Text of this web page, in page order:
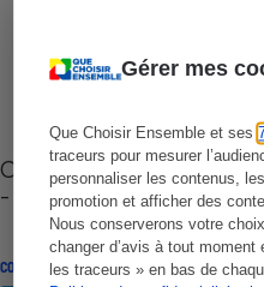
Gérer mes
Que Choisir Ensemble et ses
traceurs pour mesurer
personnaliser les contenus,
promotion et afficher des
Nous conserverons votre
changer d’avis à tout
les traceurs » en bas de
Cafetière à capsules
- Premières impressions
CONSEILS